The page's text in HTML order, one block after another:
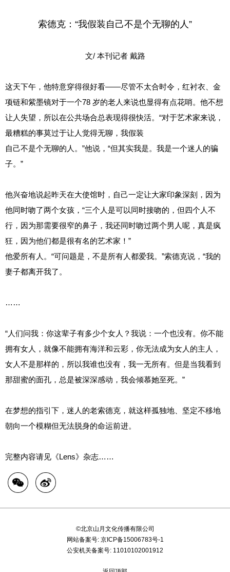
索德克：“我假装自己不是个无聊的人”
文/ 本刊记者 戴路
这天下午，他特意穿得很好看——尽管不太合时令，红衬衣、金
项链和紫墨镜对于一个78 岁的老人来说也显得有点花哨。他不想
让人失望，所以在公共场合总表现得很快活。“对于艺术家来说，
最糟糕的事莫过于让人觉得无聊，我假装
自己不是个无聊的人。”他说，“但其实我是。我是一个迷人的骗
子。”
他兴奋地说起昨天在大使馆时，自己一定让大家印象深刻，因为
他同时吻了两个女孩，“三个人是可以同时接吻的，但四个人不
行，因为那需要很窄的鼻子，我还同时吻过两个男人呢，真是疯
狂，因为他们都是很有名的艺术家！”
他爱所有人。“可问题是，不是所有人都爱我。”索德克说，“我的
妻子都离开我了。
……
“人们问我：你这辈子有多少个女人？我说：一个也没有。你不能
拥有女人，就像不能拥有海洋和云彩，你无法成为女人的主人，
女人不是那样的，所以我谁也没有，我一无所有。但是当我看到
那甜蜜的面孔，总是被深深感动，我会倾慕她至死。”
在梦想的指引下，迷人的老索德克，就这样孤独地、坚定不移地
朝向一个模糊但无法脱身的命运前进。
完整内容请见《Lens》杂志……
©北京山月文化传播有限公司
网站备案号: 京ICP备15006783号-1
公安机关备案号: 11010102001912